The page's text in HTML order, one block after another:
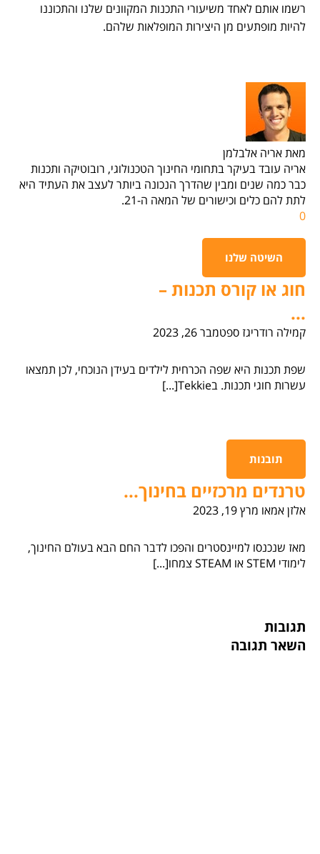
רשמו אותם לאחד משיעורי התכנות המקוונים שלנו והתכוננו
להיות מופתעים מן היצירות המופלאות שלהם.
מאת אריה אלבלמן
אריה עובד בעיקר בתחומי החינוך הטכנולוגי, רובוטיקה ותכנות
כבר כמה שנים ומבין שהדרך הנכונה ביותר לעצב את העתיד היא
לתת להם כלים וכישורים של המאה ה-21.
0
השיטה שלנו
חוג או קורס תכנות –
...
קמילה רודריגזספטמבר 26, 2023
שפת תכנות היא שפה הכרחית לילדים בעידן הנוכחי, לכן תמצאו
עשרות חוגי תכנות. בTekkie[...]
תובנות
טרנדים מרכזיים בחינוך...
אלזן אמאו מרץ 19, 2023
מאז שנכנסו למיינסטרים והפכו לדבר החם הבא בעולם החינוך,
לימודי STEM או STEAM צמחו[...]
תגובות
השאר תגובה